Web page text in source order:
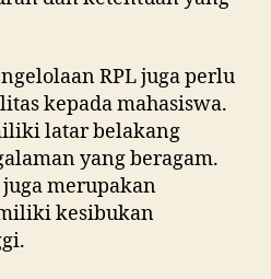
RPL juga perlu
kepada mahasiswa.
latar belakang
yang beragam.
merupakan
kesibukan